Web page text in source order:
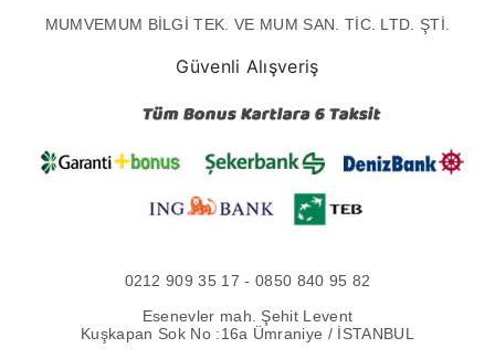
MUMVEMUM BİLGİ TEK. VE MUM SAN. TİC. LTD. ŞTİ.
Güvenli Alışveriş
0212 909 35 17 - 0850 840 95 82
Esenevler mah. Şehit Levent
Kuşkapan Sok No :16a Ümraniye / İSTANBUL